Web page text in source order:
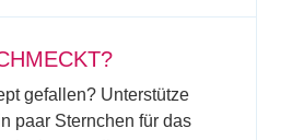
gefallen? Unterstütze
paar Sternchen für das